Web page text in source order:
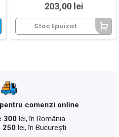
Pret
203,00 lei
Stoc Epuizat
comenzi online
300lei, în România
250lei, în București